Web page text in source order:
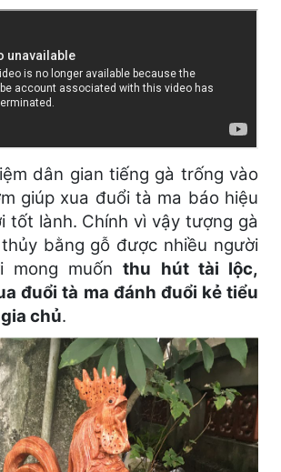
dân gian tiếng gà trống vào
giúp xua đuổi tà ma báo hiệu
tốt lành. Chính vì vậy tượng gà
bằng gỗ được nhiều người
mong muốnthu hút tài lộc,
đuổi tà ma đánh đuổi kẻ tiểu
chủ.